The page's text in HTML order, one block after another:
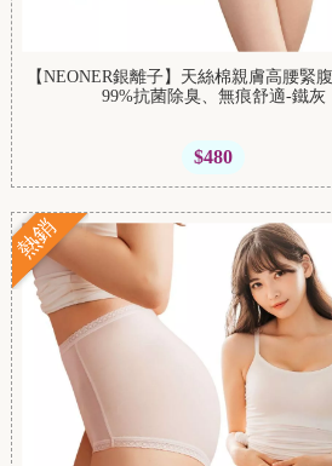
【NEONER銀離子】天絲棉親膚高腰緊腹
99%抗菌除臭、無痕舒適-鐵灰
$480
熱銷